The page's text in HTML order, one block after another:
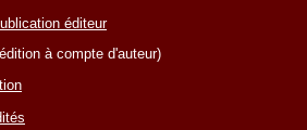
éditeur
à compte d'auteur)